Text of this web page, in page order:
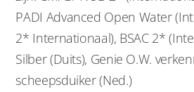
PADI Advanced Open Water
2* Internationaal), BSAC 2*
Silber (Duits), Genie O.W.
scheepsduiker (Ned.)